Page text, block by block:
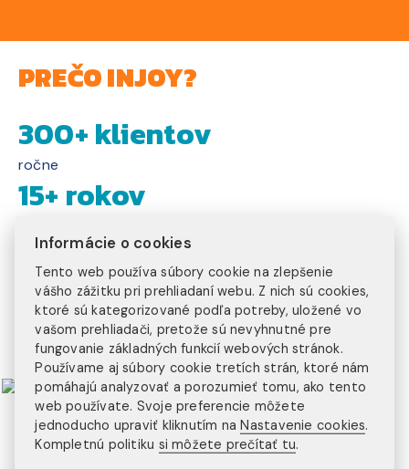
PREČO INJOY?
300+ klientov
ročne
15+ rokov
20+ programov
na výber
3 kontinenty
na ktorých pôsobíme
Informácie o cookies
Tento web používa súbory cookie na zlepšenie
vášho zážitku pri prehliadaní webu. Z nich sú cookies,
ktoré sú kategorizované podľa potreby, uložené vo
vašom prehliadači, pretože sú nevyhnutné pre
fungovanie základných funkcií webových stránok.
Používame aj súbory cookie tretích strán, ktoré nám
pomáhajú analyzovať a porozumieť tomu, ako tento
web používate. Svoje preferencie môžete
jednoducho upraviť kliknutím naNastavenie cookies.
Kompletnú politiku si môžete prečítať tu.